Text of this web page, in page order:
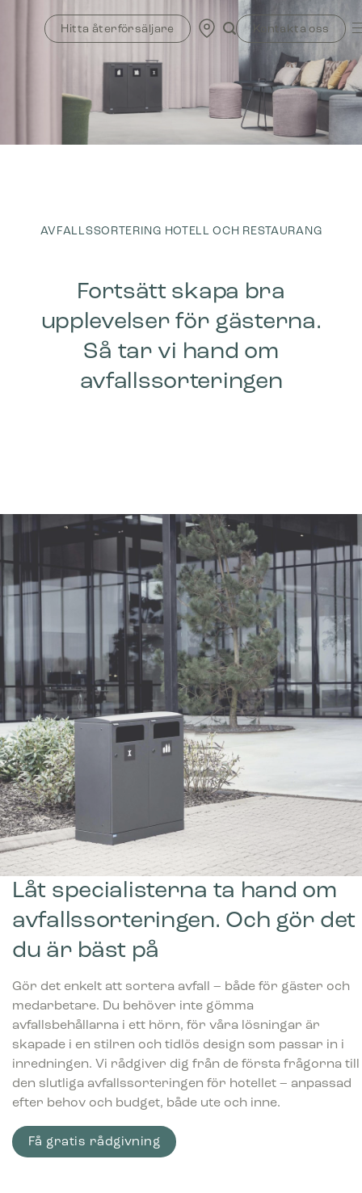
Hitta återförsäljare Kontakta oss
AVFALLSSORTERING HOTELL OCH RESTAURANG
Fortsätt skapa bra
upplevelser för gästerna.
Så tar vi hand om
avfallssorteringen
Låt specialisterna ta hand om
avfallssorteringen. Och gör det
du är bäst på
Gör det enkelt att sortera avfall – både för gäster och
medarbetare. Du behöver inte gömma
avfallsbehållarna i ett hörn, för våra lösningar är
skapade i en stilren och tidlös design som passar in i
inredningen. Vi rådgiver dig från de första frågorna till
den slutliga avfallssorteringen för hotellet – anpassad
efter behov och budget, både ute och inne.
Få gratis rådgivning